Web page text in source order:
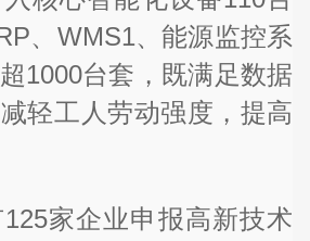
、WMS1、能源监控系
1000台套，既满足数据
轻工人劳动强度，提高
家企业申报高新技术